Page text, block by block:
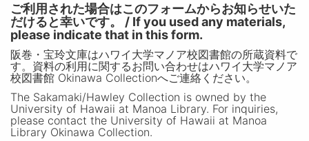
ご利用された場合はこのフォームからお知らせいた
だけると幸いです。 / If you used any materials,
please indicate that in this form.
阪巻・宝玲文庫はハワイ大学マノア校図書館の所蔵資料で
す。資料の利用に関するお問い合わせはハワイ大学マノア
校図書館 Okinawa Collectionへご連絡ください。
The Sakamaki/Hawley Collection is owned by the
University of Hawaii at Manoa Library. For inquiries,
please contact the University of Hawaii at Manoa
Library Okinawa Collection.